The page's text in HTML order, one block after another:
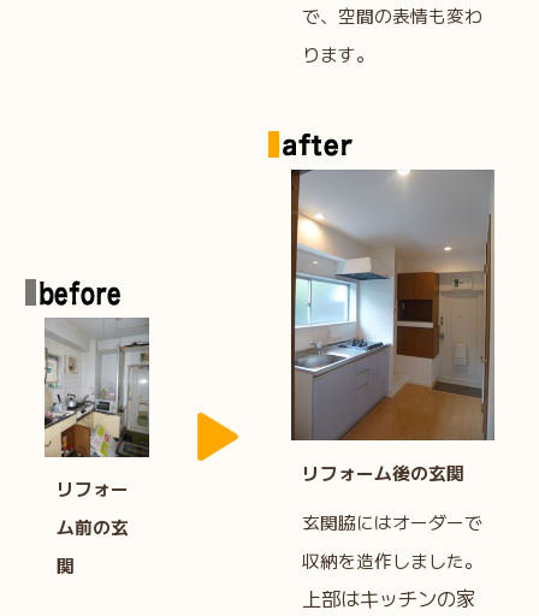
で、空間の表情も変わ
ります。
リフォー
ム前の玄
関
リフォーム後の玄関
玄関脇にはオーダーで
収納を造作しました。
上部はキッチンの家